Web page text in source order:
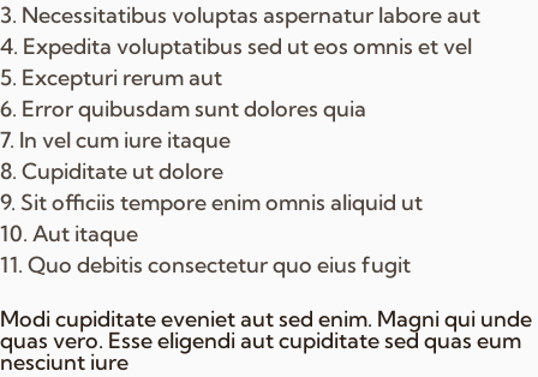
Necessitatibus voluptas aspernatur labore aut
Expedita voluptatibus sed ut eos omnis et vel
Excepturi rerum aut
Error quibusdam sunt dolores quia
In vel cum iure itaque
Cupiditate ut dolore
Sit officiis tempore enim omnis aliquid ut
Aut itaque
Quo debitis consectetur quo eius fugit
Modi cupiditate eveniet aut sed enim. Magni qui unde
quas vero. Esse eligendi aut cupiditate sed quas eum
nesciunt iure